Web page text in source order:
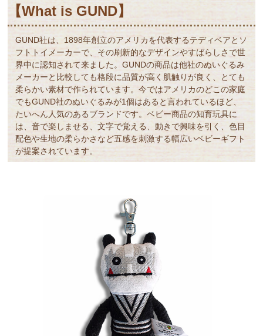
【What is GUND】
GUND社は、1898年創立のアメリカを代表するテディベアとソ
フトトイメーカーで、その刷新的なデザインやすばらしさで世
界中に認知されて来ました。GUNDの商品は他社のぬいぐるみ
メーカーと比較しても格段に品質が高く肌触りが良く、とても
柔らかい素材で作られています。今ではアメリカのどこの家庭
でもGUND社のぬいぐるみが1個はあると言われているほど、
たいへん人気のあるブランドです。ベビー商品の知育玩具に
は、音で楽しませる、文字で覚える、動きで興味を引く、色目
配色や生地の柔らかさなど五感を刺激する幅広いベビーギフト
が提案されています。